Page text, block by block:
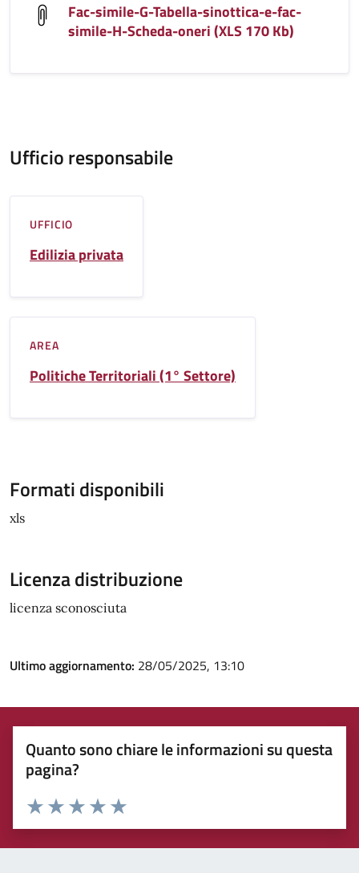
Fac-simile-G-Tabella-sinottica-e-fac-
simile-H-Scheda-oneri (XLS 170 Kb)
Ufficio responsabile
UFFICIO
Edilizia privata
AREA
Politiche Territoriali (1° Settore)
Formati disponibili
xls
Licenza distribuzione
licenza sconosciuta
Ultimo aggiornamento: 28/05/2025, 13:10
Quanto sono chiare le informazioni su questa
pagina?
Rating:
Valuta 5 stelle su 5
Valuta 4 stelle su 5
Valuta 3 stelle su 5
Valuta 2 stelle su 5
Valuta 1 stelle su 5